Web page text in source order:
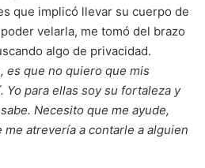
que implicó llevar su cuerpo de
velarla, me tomó del brazo
algo de privacidad.
es que no quiero que mis
Yo para ellas soy su fortaleza y
Necesito que me ayude,
atrevería a contarle a alguien